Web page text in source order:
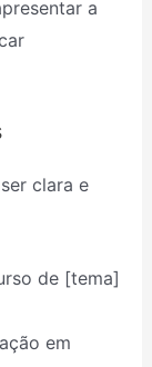
a
clara e
de [tema]
em